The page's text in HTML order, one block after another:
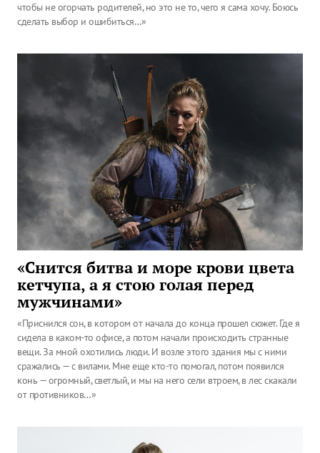
чтобы не огорчать родителей, но это не то, чего я сама хочу. Боюсь
сделать выбор и ошибиться…»
«Снится битва и море крови цвета
кетчупа, а я стою голая перед
мужчинами»
«Приснился сон, в котором от начала до конца прошел сюжет. Где я
сидела в каком-то офисе, а потом начали происходить странные
вещи. За мной охотились люди. И возле этого здания мы с ними
сражались — с вилами. Мне еще кто-то помогал, потом появился
конь — огромный, светлый, и мы на него сели втроем, в лес скакали
от противников…»